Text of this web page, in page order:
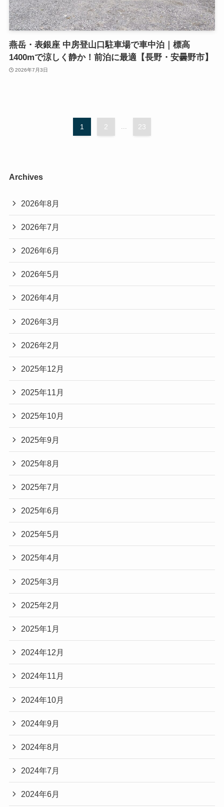
燕岳・表銀座 中房登山口駐車場で車中泊｜標高
1400mで涼しく静か！前泊に最適【長野・安曇野市】
2026年7月3日
1 2 23
Archives
2026年8月
2026年7月
2026年6月
2026年5月
2026年4月
2026年3月
2026年2月
2025年12月
2025年11月
2025年10月
2025年9月
2025年8月
2025年7月
2025年6月
2025年5月
2025年4月
2025年3月
2025年2月
2025年1月
2024年12月
2024年11月
2024年10月
2024年9月
2024年8月
2024年7月
2024年6月